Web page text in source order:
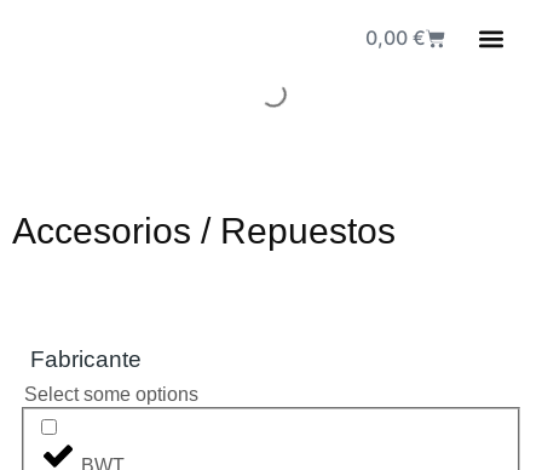
0,00 €
Accesorios / Repuestos
Fabricante
Select some options
BWT